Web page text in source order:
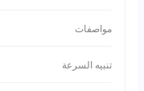
مواصفات
تنبيه السرعة